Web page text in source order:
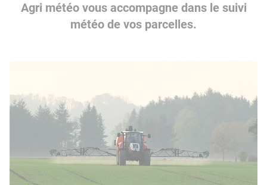
Agri météo vous accompagne dans le suivi
météo de vos parcelles.